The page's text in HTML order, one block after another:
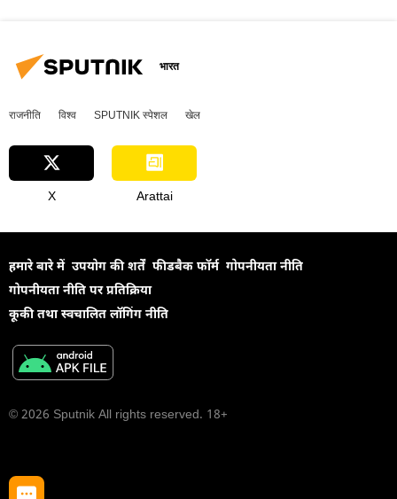
भारत
राजनीति विश्व SPUTNIK स्पेशल खेल
X Arattai
हमारे बारे में उपयोग की शर्तें फीडबैक फॉर्म गोपनीयता नीति
गोपनीयता नीति पर प्रतिक्रिया
कूकी तथा स्वचालित लॉगिंग नीति
© 2026 Sputnik All rights reserved. 18+